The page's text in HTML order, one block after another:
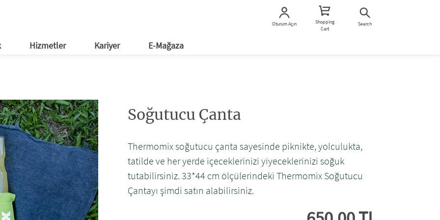
Oturum Açın
Shopping
Cart
Search
Hizmetler
Kariyer
E-Mağaza
Soğutucu Çanta
Thermomix soğutucu çanta sayesinde piknikte, yolculukta,
tatilde ve her yerde içeceklerinizi yiyeceklerinizi soğuk
tutabilirsiniz. 33*44 cm ölçülerindeki Thermomix Soğutucu
Çantayı şimdi satın alabilirsiniz.